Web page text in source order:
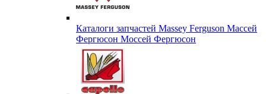
Каталоги запчастей Massey Ferguson Массей
Фергюсон Моссей Фергюсон